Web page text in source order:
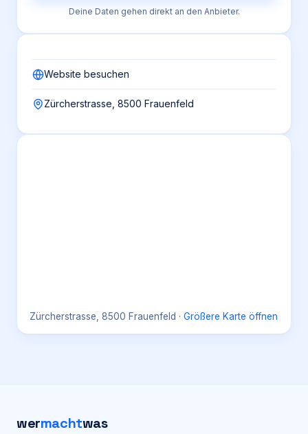
Deine Daten gehen direkt an den Anbieter.
Website besuchen
Zürcherstrasse, 8500 Frauenfeld
Zürcherstrasse, 8500 Frauenfeld · Größere Karte öffnen
wermachtwas